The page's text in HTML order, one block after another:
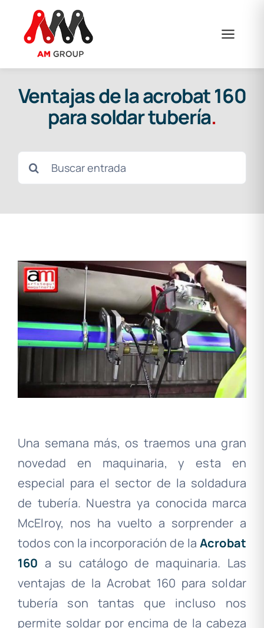
contenido
Ventajas de la acrobat 160
para soldar tubería.
Buscar:
Una semana más, os traemos una gran
novedad en maquinaria, y esta en
especial para el sector de la soldadura
de tubería. Nuestra ya conocida marca
McElroy, nos ha vuelto a sorprender a
todos con la incorporación de la Acrobat
160 a su catálogo de maquinaria. Las
ventajas de la Acrobat 160 para soldar
tubería son tantas que incluso nos
permite soldar por encima de la cabeza